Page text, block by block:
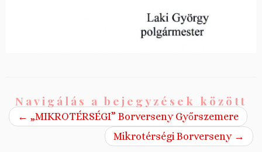
Navigálás a bejegyzések között
← „MIKROTÉRSÉGI” Borverseny Győrszemere
Mikrotérségi Borverseny →